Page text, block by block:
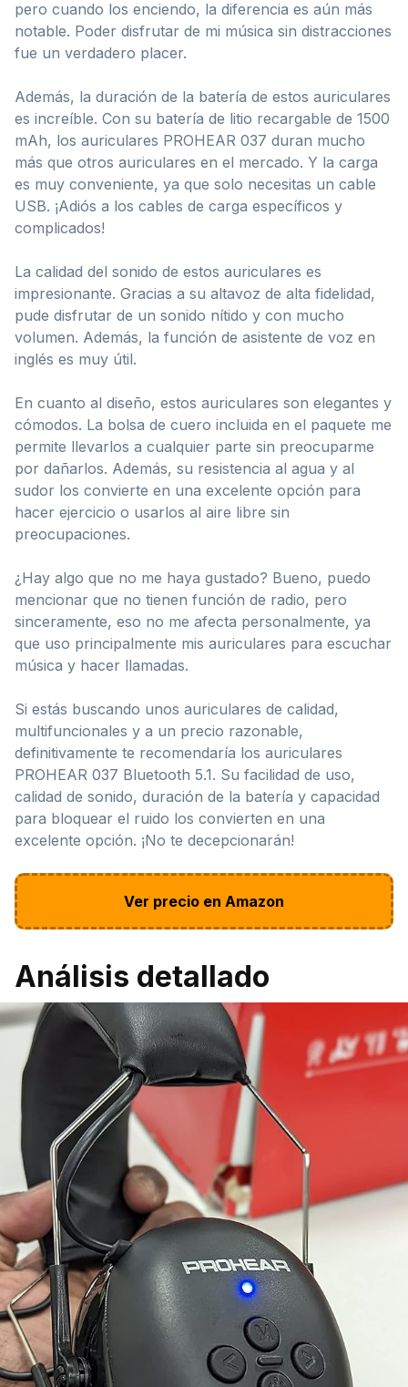
pero cuando los enciendo, la diferencia es aún más
notable. Poder disfrutar de mi música sin distracciones
fue un verdadero placer.
Además, la duración de la batería de estos auriculares
es increíble. Con su batería de litio recargable de 1500
mAh, los auriculares PROHEAR 037 duran mucho
más que otros auriculares en el mercado. Y la carga
es muy conveniente, ya que solo necesitas un cable
USB. ¡Adiós a los cables de carga específicos y
complicados!
La calidad del sonido de estos auriculares es
impresionante. Gracias a su altavoz de alta fidelidad,
pude disfrutar de un sonido nítido y con mucho
volumen. Además, la función de asistente de voz en
inglés es muy útil.
En cuanto al diseño, estos auriculares son elegantes y
cómodos. La bolsa de cuero incluida en el paquete me
permite llevarlos a cualquier parte sin preocuparme
por dañarlos. Además, su resistencia al agua y al
sudor los convierte en una excelente opción para
hacer ejercicio o usarlos al aire libre sin
preocupaciones.
¿Hay algo que no me haya gustado? Bueno, puedo
mencionar que no tienen función de radio, pero
sinceramente, eso no me afecta personalmente, ya
que uso principalmente mis auriculares para escuchar
música y hacer llamadas.
Si estás buscando unos auriculares de calidad,
multifuncionales y a un precio razonable,
definitivamente te recomendaría los auriculares
PROHEAR 037 Bluetooth 5.1. Su facilidad de uso,
calidad de sonido, duración de la batería y capacidad
para bloquear el ruido los convierten en una
excelente opción. ¡No te decepcionarán!
Ver precio en Amazon
Análisis detallado